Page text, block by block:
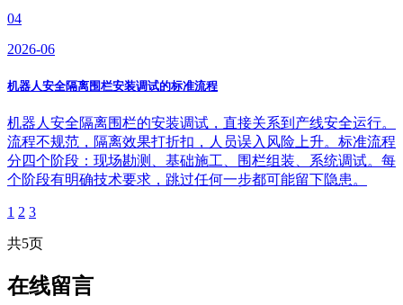
04
2026-06
机器人安全隔离围栏安装调试的标准流程
机器人安全隔离围栏的安装调试，直接关系到产线安全运行。
流程不规范，隔离效果打折扣，人员误入风险上升。标准流程
分四个阶段：现场勘测、基础施工、围栏组装、系统调试。每
个阶段有明确技术要求，跳过任何一步都可能留下隐患。
1 2 3
共5页
在线留言